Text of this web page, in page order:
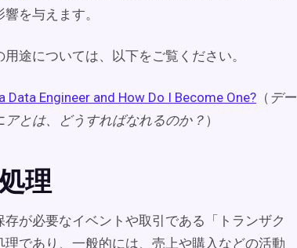
を与えます。
途については、以下をご覧ください。
Data Engineer and How Do I Become One? （ デー
とは、どうすればなれるのか？ ）
理
が必要なイベントや取引である「トランザク
であり、一般的には、売上や購入などの活動